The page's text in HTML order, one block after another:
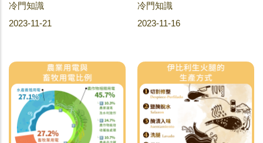
冷門知識
2023-11-21
冷門知識
2023-11-16